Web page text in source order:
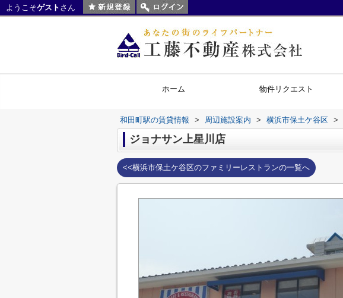
ようこそゲスト さん
ホーム 物件リクエスト
和田町駅の賃貸情報 > 周辺施設案内 > 横浜市保土ケ谷区 >
ジョナサン上星川店
<<横浜市保土ケ谷区のファミリーレストランの一覧へ